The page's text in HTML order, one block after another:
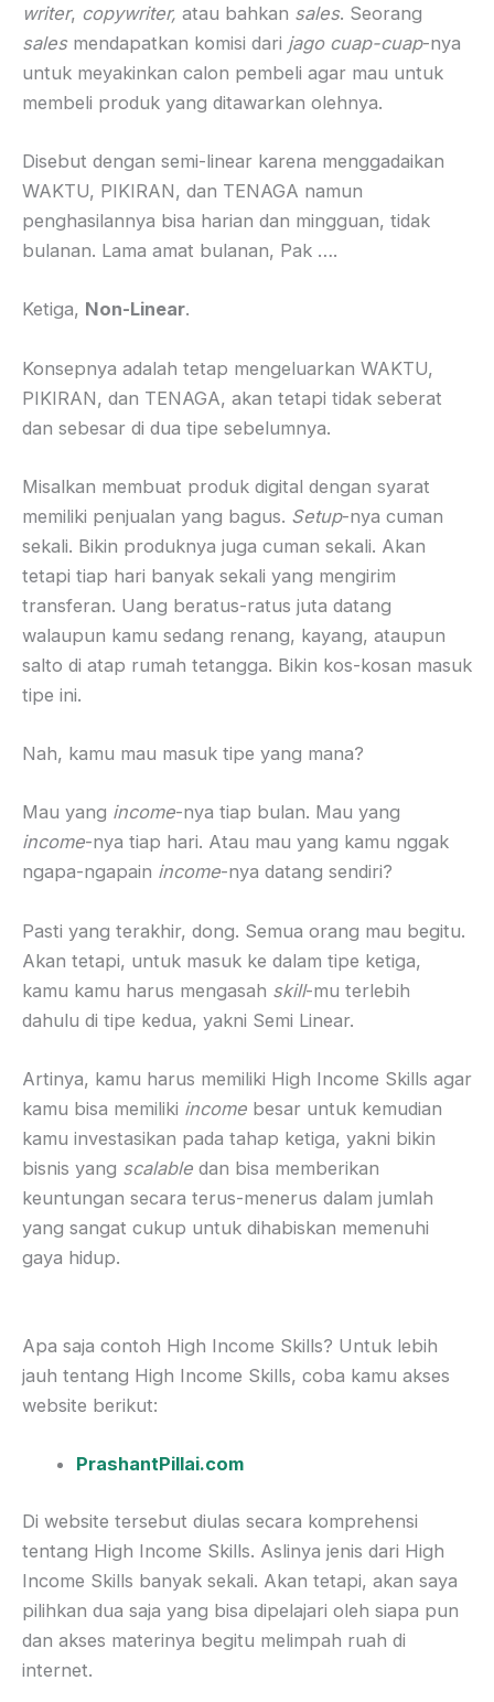
writer, copywriter, atau bahkan sales. Seorang
salesmendapatkan komisi dari jago cuap-cuap-nya
untuk meyakinkan calon pembeli agar mau untuk
membeli produk yang ditawarkan olehnya.
Disebut dengan semi-linear karena menggadaikan
WAKTU, PIKIRAN, dan TENAGA namun
penghasilannya bisa harian dan mingguan, tidak
bulanan. Lama amat bulanan, Pak ….
Ketiga, Non-Linear.
Konsepnya adalah tetap mengeluarkan WAKTU,
PIKIRAN, dan TENAGA, akan tetapi tidak seberat
dan sebesar di dua tipe sebelumnya.
Misalkan membuat produk digital dengan syarat
memiliki penjualan yang bagus. Setup-nya cuman
sekali. Bikin produknya juga cuman sekali. Akan
tetapi tiap hari banyak sekali yang mengirim
transferan. Uang beratus-ratus juta datang
walaupun kamu sedang renang, kayang, ataupun
salto di atap rumah tetangga. Bikin kos-kosan masuk
tipe ini.
Nah, kamu mau masuk tipe yang mana?
Mau yang income-nya tiap bulan. Mau yang
income-nya tiap hari. Atau mau yang kamu nggak
ngapa-ngapain income-nya datang sendiri?
Pasti yang terakhir, dong. Semua orang mau begitu.
Akan tetapi, untuk masuk ke dalam tipe ketiga,
kamu kamu harus mengasah skill-mu terlebih
dahulu di tipe kedua, yakni Semi Linear.
Artinya, kamu harus memiliki High Income Skills agar
kamu bisa memiliki income besar untuk kemudian
kamu investasikan pada tahap ketiga, yakni bikin
bisnis yang scalable dan bisa memberikan
keuntungan secara terus-menerus dalam jumlah
yang sangat cukup untuk dihabiskan memenuhi
gaya hidup.
Apa saja contoh High Income Skills? Untuk lebih
jauh tentang High Income Skills, coba kamu akses
website berikut:
PrashantPillai.com
Di website tersebut diulas secara komprehensi
tentang High Income Skills. Aslinya jenis dari High
Income Skills banyak sekali. Akan tetapi, akan saya
pilihkan dua saja yang bisa dipelajari oleh siapa pun
dan akses materinya begitu melimpah ruah di
internet.